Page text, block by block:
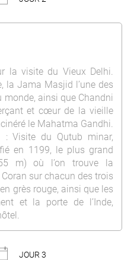
la visite du Vieux Delhi.
la Jama Masjid l’une des
ainsi que Chandni
et cœur de la vieille
le Mahatma Gandhi.
: Visite du Qutub minar,
en 1199, le plus grand
m) où l’on trouve la
sur chacun des trois
grès rouge, ainsi que les
et la porte de l’Inde,
JOUR 3